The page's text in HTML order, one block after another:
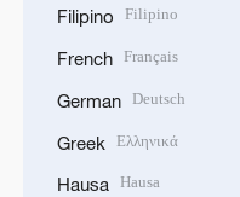
Filipino Filipino
French Français
German Deutsch
Greek Ελληνικά
Hausa Hausa